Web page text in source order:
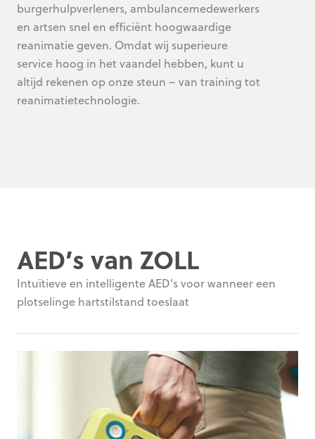
burgerhulpverleners, ambulancemedewerkers
en artsen snel en efficiënt hoogwaardige
reanimatie geven. Omdat wij superieure
service hoog in het vaandel hebben, kunt u
altijd rekenen op onze steun – van training tot
reanimatietechnologie.
AED’s van ZOLL
Intuïtieve en intelligente AED's voor wanneer een
plotselinge hartstilstand toeslaat